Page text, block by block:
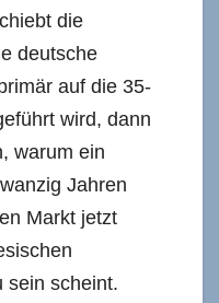
die
deutsche
auf die 35-
wird, dann
warum ein
Jahren
Markt jetzt
sein scheint.